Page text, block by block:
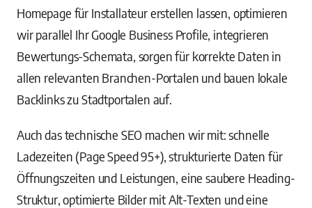
Homepage für Installateur erstellen lassen, optimieren
wir parallel Ihr Google Business Profile, integrieren
Bewertungs-Schemata, sorgen für korrekte Daten in
allen relevanten Branchen-Portalen und bauen lokale
Backlinks zu Stadtportalen auf.
Auch das technische SEO machen wir mit: schnelle
Ladezeiten (Page Speed 95+), strukturierte Daten für
Öffnungszeiten und Leistungen, eine saubere Heading-
Struktur, optimierte Bilder mit Alt-Texten und eine